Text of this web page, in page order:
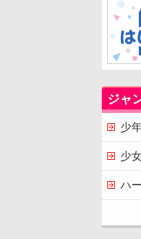
ジャ
少
少
ハ